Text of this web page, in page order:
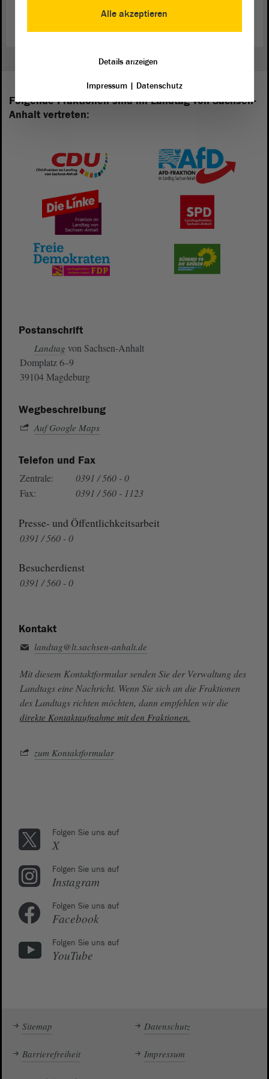
einen Arbeitskreis Naturschutz gegründet.
Folgende Fraktionen sind im Landtag von Sachsen-
Anhalt vertreten:
Postanschrift
Landtag von Sachsen-Anhalt
Domplatz 6–9
39104 Magdeburg
Wegbeschreibung
Auf Google Maps
Telefon und Fax
Zentrale:
0391 / 560 - 0
Fax:
0391 / 560 - 1123
Presse- und Öffentlichkeitsarbeit
0391 / 560 - 0
Besucherdienst
0391 / 560 - 0
Kontakt
landtag@lt.sachsen-anhalt.de
Mit diesem Kontaktformular senden Sie der Verwaltung des
Landtags eine Nachricht. Wenn Sie sich an die Fraktionen
des Landtags richten möchten, dann empfehlen wir die
direkte Kontaktaufnahme mit den Fraktionen.
zum Kontaktformular
Folgen Sie uns auf
X
Folgen Sie uns auf
Instagram
Folgen Sie uns auf
Facebook
Folgen Sie uns auf
YouTube
Sitemap Datenschutz
Barrierefreiheit Impressum
Alle akzeptieren
Details anzeigen
Impressum| Datenschutz